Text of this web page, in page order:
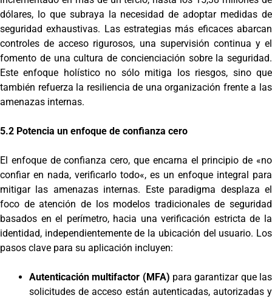
dólares, lo que subraya la necesidad de adoptar medidas de
seguridad exhaustivas. Las estrategias más eficaces abarcan
controles de acceso rigurosos, una supervisión continua y el
fomento de una cultura de concienciación sobre la seguridad.
Este enfoque holístico no sólo mitiga los riesgos, sino que
también refuerza la resiliencia de una organización frente a las
amenazas internas.
5.2 Potencia un enfoque de confianza cero
El enfoque de confianza cero, que encarna el principio de «no
confiar en nada, verificarlo todo«, es un enfoque integral para
mitigar las amenazas internas. Este paradigma desplaza el
foco de atención de los modelos tradicionales de seguridad
basados en el perímetro, hacia una verificación estricta de la
identidad, independientemente de la ubicación del usuario. Los
pasos clave para su aplicación incluyen:
Autenticación multifactor (MFA) para garantizar que las
solicitudes de acceso están autenticadas, autorizadas y